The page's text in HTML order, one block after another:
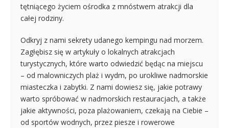
tętniącego życiem ośrodka z mnóstwem atrakcji dla
całej rodziny.
Odkryj z nami sekrety udanego kempingu nad morzem.
Zagłębisz się w artykuły o lokalnych atrakcjach
turystycznych, które warto odwiedzić będąc na miejscu
– od malowniczych plaż i wydm, po urokliwe nadmorskie
miasteczka i zabytki. Z nami dowiesz się, jakie potrawy
warto spróbować w nadmorskich restauracjach, a także
jakie aktywności, poza plażowaniem, czekają na Ciebie –
od sportów wodnych, przez piesze i rowerowe